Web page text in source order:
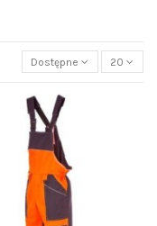
Dostępne 20